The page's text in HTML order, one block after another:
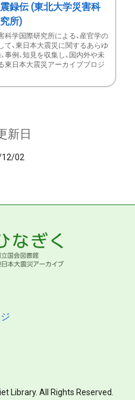
録伝 (東北大学災害科
所)
科学国際研究所による、産官学の
て、東日本大震災に関するあらゆ
事例、知見を収集し、国内外や未
東日本大震災アーカイブプロジ
新日
02
Library. All Rights Reserved.